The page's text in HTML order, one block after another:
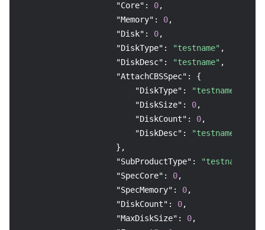
"Core" : 0,
"Memory" : 0,
"Disk" : 0,
"DiskType" : "testname" ,
"DiskDesc" : "testname" ,
"AttachCBSSpec" :
{
"DiskType" : "testname"
"DiskSize" : 0,
"DiskCount" : 0,
"DiskDesc" :
"testname"
} ,
"SubProductType" : "testname"
"SpecCore" : 0,
"SpecMemory" : 0,
"DiskCount" : 0,
"MaxDiskSize" : 0,